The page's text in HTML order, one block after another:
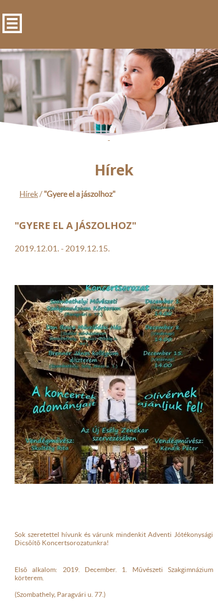
-
Hírek
Hírek/ "Gyere el a jászolhoz"
"GYERE EL A JÁSZOLHOZ"
2019.12.01. - 2019.12.15.
Sok szeretettel hívunk és várunk mindenkit Adventi Jótékonysági
Dicsőítő Koncertsorozatunkra!
Első alkalom: 2019. December. 1. Művészeti Szakgimnázium
körterem.
(Szombathely, Paragvári u. 77.)